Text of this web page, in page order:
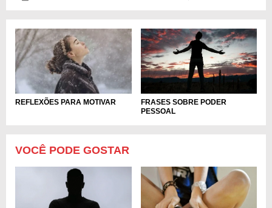
REFLEXÕES PARA MOTIVAR
FRASES SOBRE PODER
PESSOAL
VOCÊ PODE GOSTAR